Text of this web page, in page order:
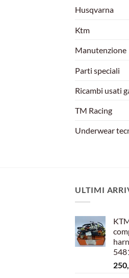
Husqvarna
Ktm
Manutenzione
Parti speciali
Ricambi usati
TM Racing
Underwear
ULTIMI